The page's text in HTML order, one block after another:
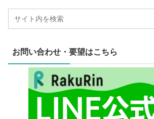
お問い合わせ・要望はこちら